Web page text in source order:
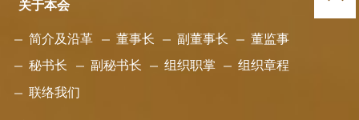
关于本会
简介及沿革 董事长 副董事长 董监事
秘书长 副秘书长 组织职掌 组织章程
联络我们